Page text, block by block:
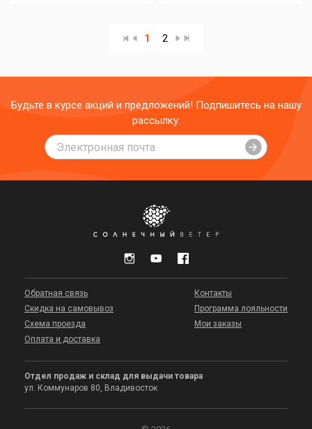
1 2
Будьте в курсе акций и предложений! Подпишитесь на нашу
рассылку:
Обратная связь
Скидка на самовывоз
Схема проезда
Оплата и доставка
Контакты
Программа лояльности
Мои заказы
Отдел продаж и склад для выдачи товара
ул. Коммунаров 80, Владивосток